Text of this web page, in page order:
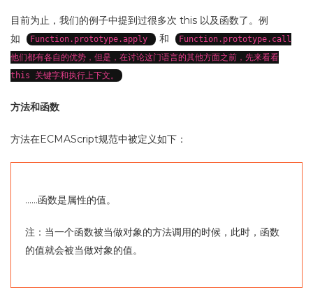
目前为止，我们的例子中提到过很多次 this 以及函数了。例
如
Function.prototype.apply 和
Function.prototype.call
他们都有各自的优势，但是，在讨论这门语言的其他方面之前，先来看看
this 关键字和执行上下文。
方法和函数
方法在ECMAScript规范中被定义如下：
……函数是属性的值。
注：当一个函数被当做对象的方法调用的时候，此时，函数
的值就会被当做对象的值。